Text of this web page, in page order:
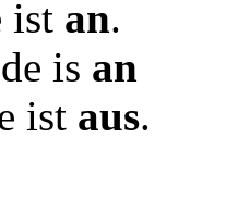
ist an.
is an
ist aus.